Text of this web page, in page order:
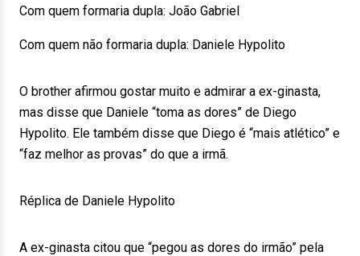
Com quem formaria dupla: João Gabriel
Com quem não formaria dupla: Daniele Hypolito
O brother afirmou gostar muito e admirar a ex-ginasta,
mas disse que Daniele “toma as dores” de Diego
Hypolito. Ele também disse que Diego é “mais atlético” e
“faz melhor as provas” do que a irmã.
Réplica de Daniele Hypolito
A ex-ginasta citou que “pegou as dores do irmão” pela